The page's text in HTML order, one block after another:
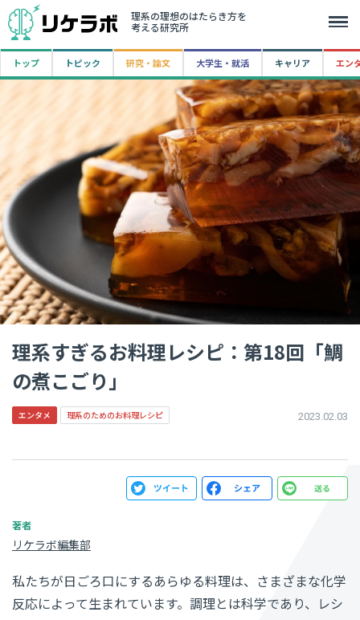
理系の理想のはたらき方を
考える研究所
トップ トピック 研究・論文 大学生・就活 キャリア エン
理系すぎるお料理レシピ：第18回「鯛
の煮こごり」
エンタメ 理系のためのお料理レシピ 2023.02.03
リケラボ編集部
私たちが日ごろ口にするあらゆる料理は、さまざまな化学
反応によって生まれています。調理とは科学であり、レシ